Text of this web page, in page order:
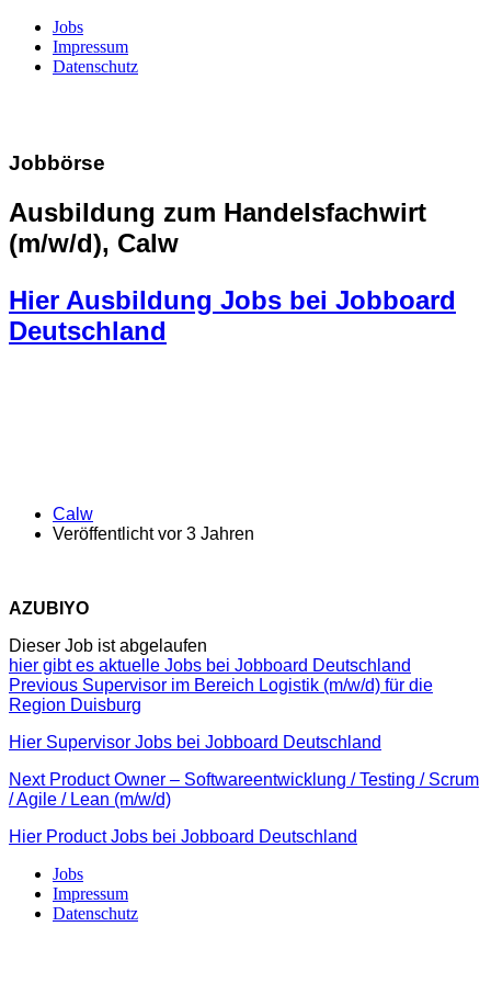
Jobs
Impressum
Datenschutz
Jobbörse
Ausbildung zum Handelsfachwirt
(m/w/d), Calw
Hier Ausbildung Jobs bei Jobboard
Deutschland
Calw
Veröffentlicht vor 3 Jahren
AZUBIYO
Dieser Job ist abgelaufen
hier gibt es aktuelle Jobs bei Jobboard Deutschland
Beitragsnavigation
Previous Previous
post:
Supervisor im Bereich Logistik (m/w/d) für die
Region Duisburg
Hier Supervisor Jobs bei Jobboard Deutschland
Next Next
post:
Product Owner – Softwareentwicklung / Testing / Scrum
/ Agile / Lean (m/w/d)
Hier Product Jobs bei Jobboard Deutschland
Jobs
Impressum
Datenschutz